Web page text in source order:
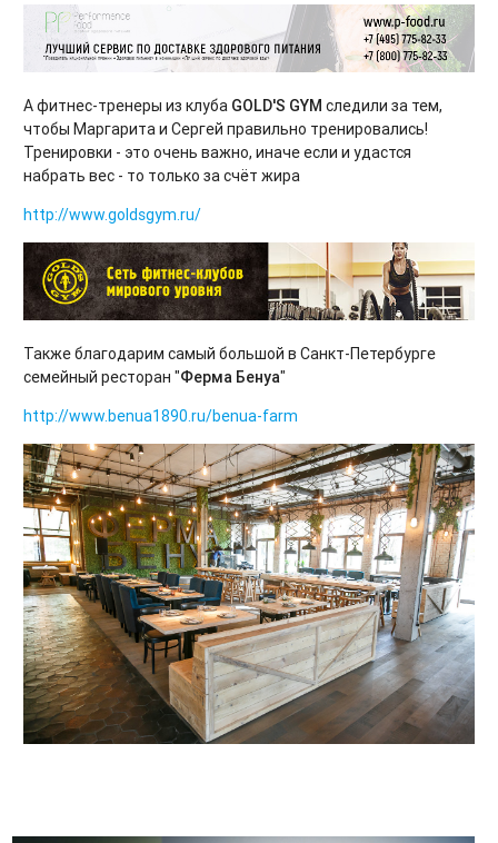
А фитнес-тренеры из клуба GOLD'S GYM следили за тем,
чтобы Маргарита и Сергей правильно тренировались!
Тренировки - это очень важно, иначе если и удастся
набрать вес - то только за счёт жира
http://www.goldsgym.ru/
Также благодарим самый большой в Санкт-Петербурге
семейный ресторан "Ферма Бенуа"
http://www.benua1890.ru/benua-farm